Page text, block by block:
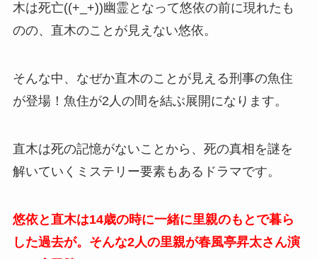
木は死亡((+_+))幽霊となって悠依の前に現れたも
のの、直木のことが見えない悠依。
そんな中、なぜか直木のことが見える刑事の魚住
が登場！魚住が2人の間を結ぶ展開になります。
直木は死の記憶がないことから、死の真相を謎を
解いていくミステリー要素もあるドラマです。
悠依と直木は14歳の時に一緒に里親のもとで暮ら
した過去が。そんな2人の里親が春風亭昇太さん演